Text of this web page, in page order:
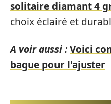
solitaire diamant 4
choix éclairé et
A voir aussi :Voici
bague pour l'ajuster